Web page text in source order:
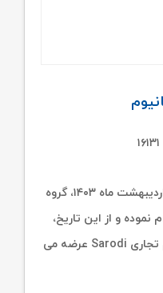
به اطلاع شما می رسانیم که در اردیبهشت ماه ۱۴۰۳، گروه
نموده و از این تاریخ،
تمامی محصولات به تدریج با نام تجاری Sarodi عرضه می